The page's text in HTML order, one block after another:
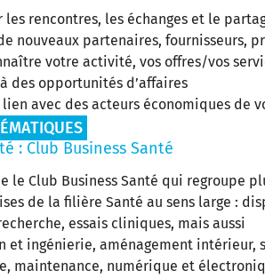
rencontres, les échanges et le
nouveaux partenaires, fournisseurs,
votre activité, vos offres/vos
des opportunités d’affaires
avec des acteurs économiques
: Club Business Santé
le Club Business Santé qui regroupe
de la filière Santé au sens large :
essais cliniques, mais aussi
et ingénierie, aménagement intérieur,
maintenance, numérique et